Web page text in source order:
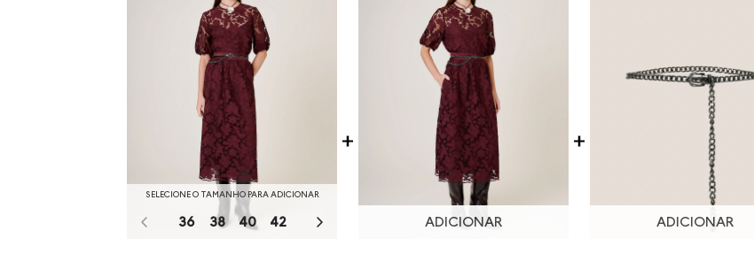
SELECIONE O TAMANHO PARA ADICIONAR
36 38 40 42 44 ADICIONAR ADICIONAR